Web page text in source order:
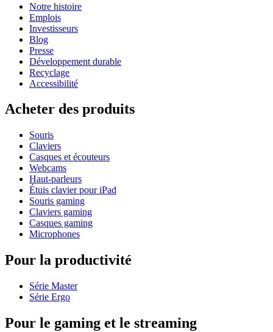
Notre histoire
Emplois
Investisseurs
Blog
Presse
Développement durable
Recyclage
Accessibilité
Acheter des produits
Souris
Claviers
Casques et écouteurs
Webcams
Haut-parleurs
Étuis clavier pour iPad
Souris gaming
Claviers gaming
Casques gaming
Microphones
Pour la productivité
Série Master
Série Ergo
Pour le gaming et le streaming